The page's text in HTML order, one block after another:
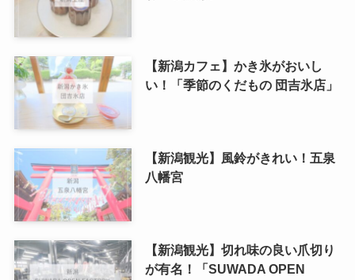
【新潟カフェ】かき氷がおいし
い！「季節のくだもの 団吉氷店」
【新潟観光】風鈴がきれい！五泉
八幡宮
【新潟観光】切れ味の良い爪切り
が有名！「SUWADA OPEN